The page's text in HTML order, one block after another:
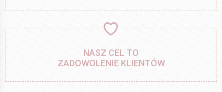
NASZ CEL TO
ZADOWOLENIE KLIENTÓW